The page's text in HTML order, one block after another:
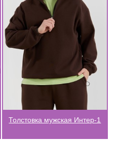
Толстовка мужская Интер-1